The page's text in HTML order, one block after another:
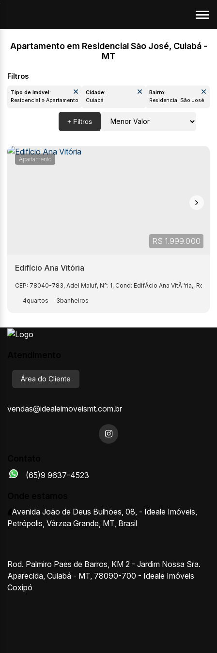
Apartamento em Residencial São José, Cuiabá -
MT
Tipo de Imóvel:
Residencial » Apartamento
Cidade:
Cuiabá
Bairro:
Apartamento
R$ 1.999.000
Edifício Ana Vitória
CEP: 78040-783, Adel Maluf, N°: 1, Cond: EdifÃcio Ana VitÃ³ria,,
4 3
Área do Cliente
vendas@idealeimoveismt.com.br
(65)9 9637-4523
Avenida João de Deus Bulhões 08 - Ideale Imóveis
Petrópolis Várzea Grande MT Brasil
Rod. Palmiro Paes de Barros, KM 2 - Jardim Nossa Sra.
Aparecida, Cuiabá - MT, 78090-700 - Ideale Imóveis
Coxipó